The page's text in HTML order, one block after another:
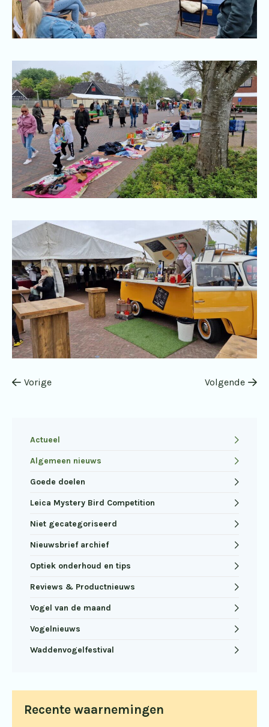
Actueel
Algemeen nieuws
Goede doelen
Leica Mystery Bird Competition
Niet gecategoriseerd
Nieuwsbrief archief
Optiek onderhoud en tips
Reviews & Productnieuws
Vogel van de maand
Vogelnieuws
Waddenvogelfestival
Recente waarnemingen
Vorige Volgende